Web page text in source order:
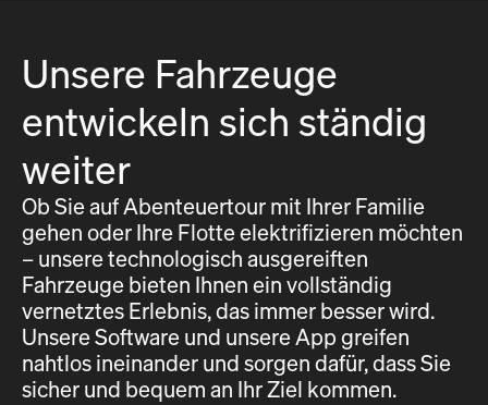
Unsere Fahrzeuge
entwickeln sich ständig
weiter
Ob Sie auf Abenteuertour mit Ihrer Familie
gehen oder Ihre Flotte elektrifizieren möchten
– unsere technologisch ausgereiften
Fahrzeuge bieten Ihnen ein vollständig
vernetztes Erlebnis, das immer besser wird.
Unsere Software und unsere App greifen
nahtlos ineinander und sorgen dafür, dass Sie
sicher und bequem an Ihr Ziel kommen.